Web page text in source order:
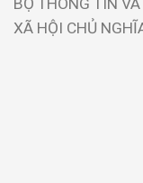
BỘ THÔNG TIN
XÃ HỘI CHỦ